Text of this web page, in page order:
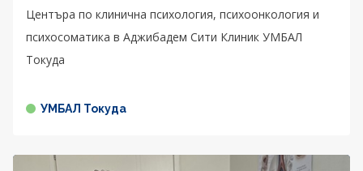
Центъра по клинична психология, психоонкология и
психосоматика в Аджибадем Сити Клиник УМБАЛ
Токуда
УМБАЛ Токуда